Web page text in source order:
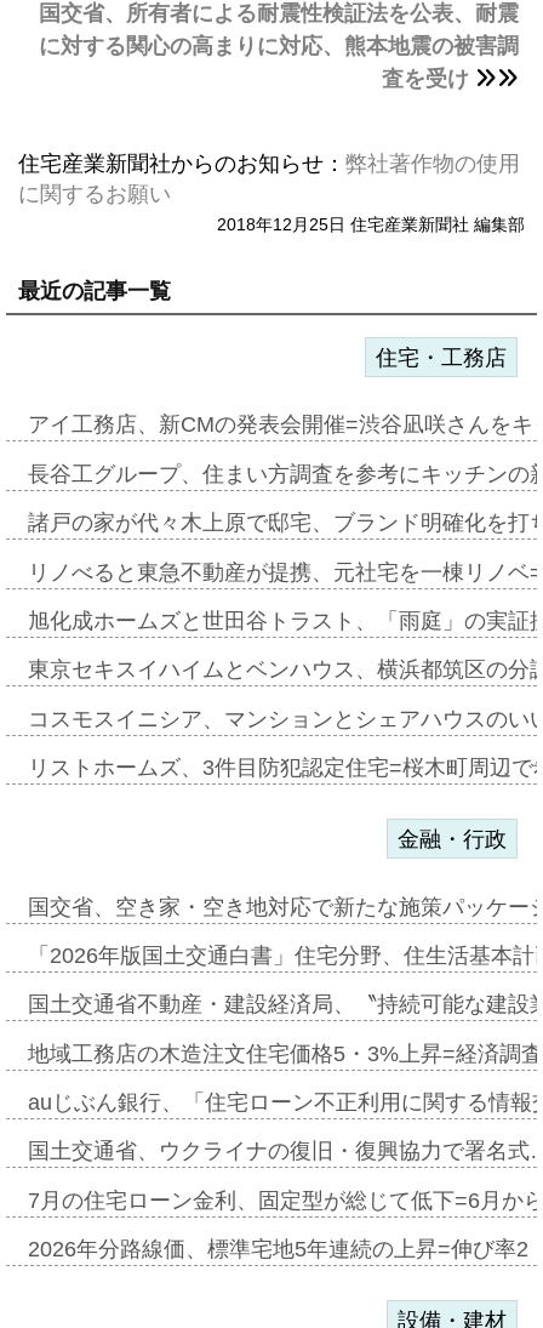
国交省、所有者による耐震性検証法を公表、耐震
に対する関心の高まりに対応、熊本地震の被害調
査を受け
住宅産業新聞社からのお知らせ： 弊社著作物の使用
に関するお願い
2018年12月25日 住宅産業新聞社 編集部
最近の記事一覧
住宅・工務店
アイ工務店、新CMの発表会開催=渋谷凪咲さんを
長谷工グループ、住まい方調査を参考にキッチン
諸戸の家が代々木上原で邸宅、ブランド明確化を
リノべると東急不動産が提携、元社宅を一棟リノ
旭化成ホームズと世田谷トラスト、「雨庭」の実
東京セキスイハイムとベンハウス、横浜都筑区の
コスモスイニシア、マンションとシェアハウスの
リストホームズ、3件目防犯認定住宅=桜木町周辺
金融・行政
国交省、空き家・空き地対応で新たな施策パッケ
「2026年版国土交通白書」住宅分野、住生活基本
国土交通省不動産・建設経済局、〝持続可能な建
地域工務店の木造注文住宅価格5・3%上昇=経済調
auじぶん銀行、「住宅ローン不正利用に関する情
国土交通省、ウクライナの復旧・復興協力で署名
7月の住宅ローン金利、固定型が総じて低下=6月か
2026年分路線価、標準宅地5年連続の上昇=伸び率
設備・建材